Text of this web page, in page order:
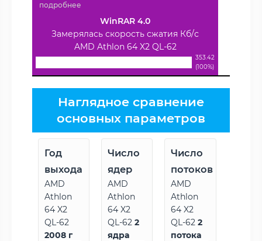
подробнее
WinRAR 4.0
Замерялась скорость сжатия Кб/с
AMD Athlon 64 X2 QL-62
353.42
(100%)
Наглядное сравнение
основных параметров
Год
выхода
AMD
Athlon
64 X2
QL-62
2008 г
Число
ядер
AMD
Athlon
64 X2
QL-622
ядра
Число
потоков
AMD
Athlon
64 X2
QL-622
потока